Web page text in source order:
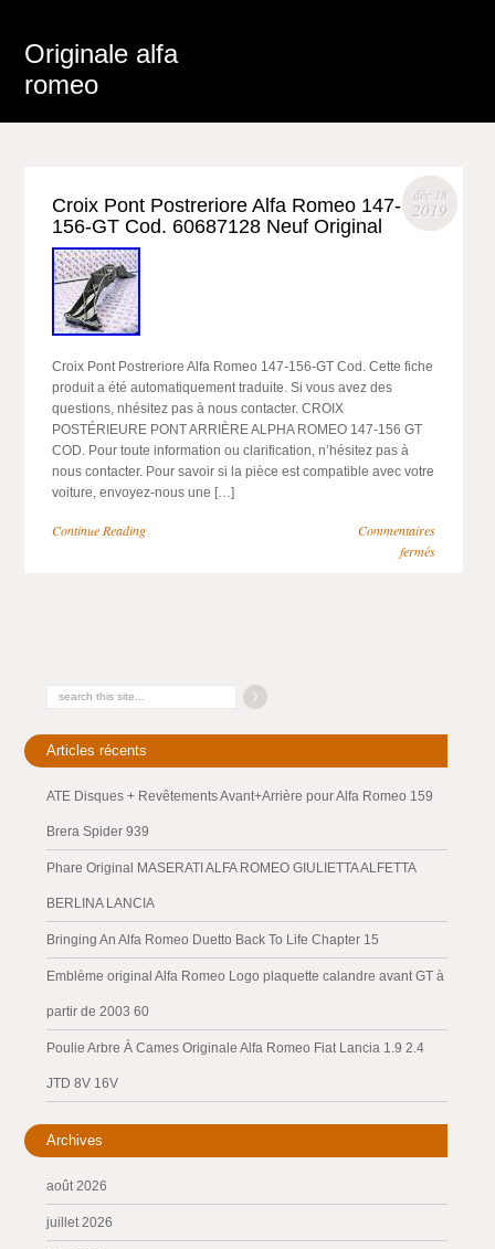
Originale alfa
romeo
déc 18
2019
Croix Pont Postreriore Alfa Romeo 147-
156-GT Cod. 60687128 Neuf Original
Croix Pont Postreriore Alfa Romeo 147-156-GT Cod. Cette fiche
produit a été automatiquement traduite. Si vous avez des
questions, nhésitez pas à nous contacter. CROIX
POSTÉRIEURE PONT ARRIÈRE ALPHA ROMEO 147-156 GT
COD. Pour toute information ou clarification, n’hésitez pas à
nous contacter. Pour savoir si la pièce est compatible avec votre
voiture, envoyez-nous une […]
Continue Reading
Commentaires
fermés
Articles récents
ATE Disques + Revêtements Avant+Arrière pour Alfa Romeo 159
Brera Spider 939
Phare Original MASERATI ALFA ROMEO GIULIETTA ALFETTA
BERLINA LANCIA
Bringing An Alfa Romeo Duetto Back To Life Chapter 15
Emblème original Alfa Romeo Logo plaquette calandre avant GT à
partir de 2003 60
Poulie Arbre À Cames Originale Alfa Romeo Fiat Lancia 1.9 2.4
JTD 8V 16V
Archives
août 2026
juillet 2026